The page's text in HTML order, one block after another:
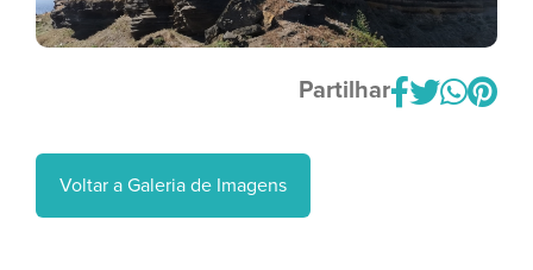
Partilhar
Voltar a Galeria de Imagens